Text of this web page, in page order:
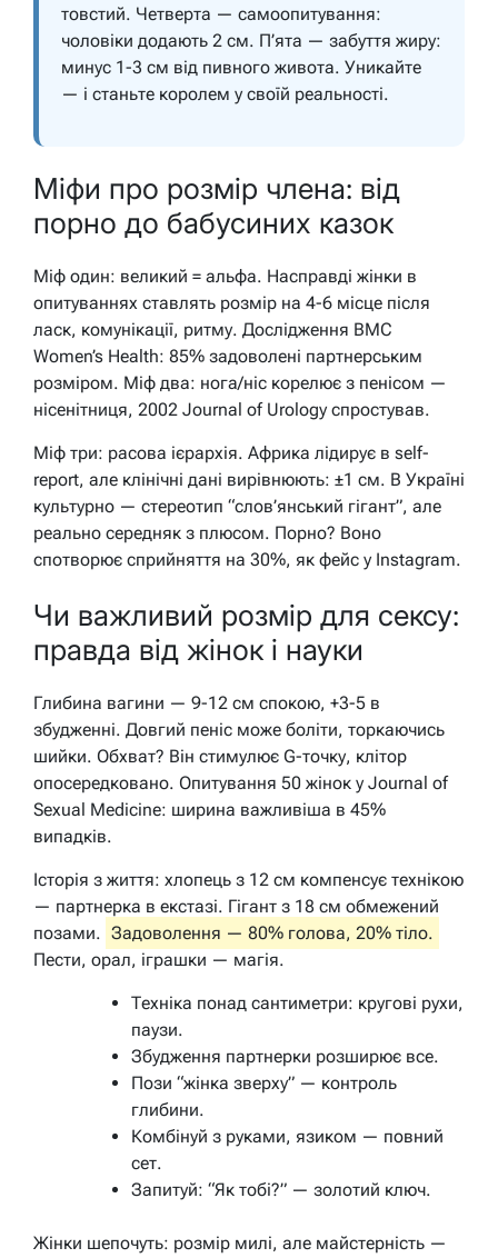
товстий. Четверта — самоопитування:
чоловіки додають 2 см. П’ята — забуття жиру:
минус 1-3 см від пивного живота. Уникайте
— і станьте королем у своїй реальності.
Міфи про розмір члена: від
порно до бабусиних казок
Міф один: великий = альфа. Насправді жінки в
опитуваннях ставлять розмір на 4-6 місце після
ласк, комунікації, ритму. Дослідження BMC
Women’s Health: 85% задоволені партнерським
розміром. Міф два: нога/ніс корелює з пенісом —
нісенітниця, 2002 Journal of Urology спростував.
Міф три: расова ієрархія. Африка лідирує в self-
report, але клінічні дані вирівнюють: ±1 см. В Україні
культурно — стереотип “слов’янський гігант”, але
реально середняк з плюсом. Порно? Воно
спотворює сприйняття на 30%, як фейс у Instagram.
Чи важливий розмір для сексу:
правда від жінок і науки
Глибина вагини — 9-12 см спокою, +3-5 в
збудженні. Довгий пеніс може боліти, торкаючись
шийки. Обхват? Він стимулює G-точку, клітор
опосередковано. Опитування 50 жінок у Journal of
Sexual Medicine: ширина важливіша в 45%
випадків.
Історія з життя: хлопець з 12 см компенсує технікою
— партнерка в екстазі. Гігант з 18 см обмежений
позами. Задоволення — 80% голова, 20% тіло.
Пести, орал, іграшки — магія.
Техніка понад сантиметри: кругові рухи,
паузи.
Збудження партнерки розширює все.
Пози “жінка зверху” — контроль
глибини.
Комбінуй з руками, язиком — повний
сет.
Запитуй: “Як тобі?” — золотий ключ.
Жінки шепочуть: розмір милі, але майстерність —